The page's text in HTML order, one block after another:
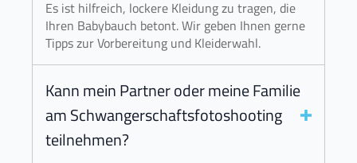
Es ist hilfreich, lockere Kleidung zu tragen, die
Ihren Babybauch betont. Wir geben Ihnen gerne
Tipps zur Vorbereitung und Kleiderwahl.
Kann mein Partner oder meine Familie
am Schwangerschaftsfotoshooting
teilnehmen?